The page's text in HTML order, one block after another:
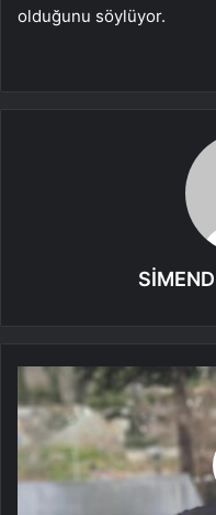
olduğunu söylüyor.